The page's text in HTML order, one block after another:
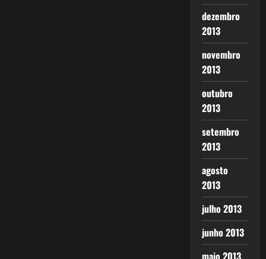
dezembro
2013
novembro
2013
outubro
2013
setembro
2013
agosto
2013
julho 2013
junho 2013
maio 2013